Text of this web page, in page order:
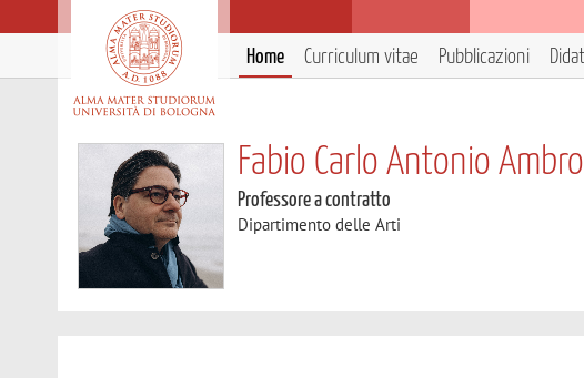
Home Curriculum vitae Pubblicazioni
Fabio Carlo Antonio
Professore a contratto
Dipartimento delle Arti